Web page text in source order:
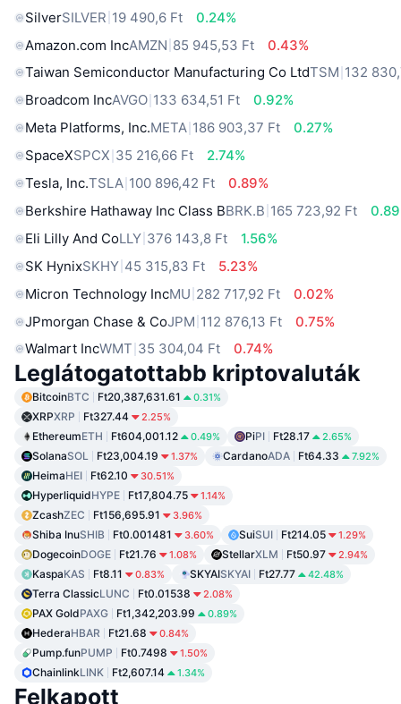
SilverSILVER 19 490,6 Ft
0.24%
Amazon.com IncAMZN 85 945,53 Ft
0.43%
Taiwan Semiconductor Manufacturing Co LtdTSM 132
Broadcom IncAVGO 133 634,51 Ft
0.92%
Meta Platforms, Inc.META 186 903,37 Ft
0.27%
SpaceXSPCX 35 216,66 Ft
2.74%
Tesla, Inc.TSLA 100 896,42 Ft
0.89%
Berkshire Hathaway Inc Class BBRK.B 165 723,92 Ft
Eli Lilly And CoLLY 376 143,8 Ft
1.56%
SK HynixSKHY 45 315,83 Ft
5.23%
Micron Technology IncMU 282 717,92 Ft
0.02%
JPmorgan Chase & CoJPM 112 876,13 Ft
0.75%
Walmart IncWMT 35 304,04 Ft 0.74%
Leglátogatottabb kriptovaluták
BitcoinBTC Ft20,387,631.61 0.31%
XRPXRP Ft327.44 2.25%
EthereumETH Ft604,001.12 0.49% PiPI Ft28.17 2.65%
SolanaSOL Ft23,004.19 1.37% CardanoADA Ft64.33 7.92%
HeimaHEI Ft62.10 30.51%
HyperliquidHYPE Ft17,804.75 1.14%
ZcashZEC Ft156,695.91 3.96%
Shiba InuSHIB Ft0.001481 3.60% SuiSUI Ft214.05 1.29%
DogecoinDOGE Ft21.76 1.08% StellarXLM Ft50.97 2.94%
KaspaKAS Ft8.11 0.83% SKYAISKYAI Ft27.77 42.48%
Terra ClassicLUNC Ft0.01538 2.08%
PAX GoldPAXG Ft1,342,203.99 0.89%
HederaHBAR Ft21.68 0.84%
Pump.funPUMP Ft0.7498 1.50%
ChainlinkLINK Ft2,607.14 1.34%
Felkapott